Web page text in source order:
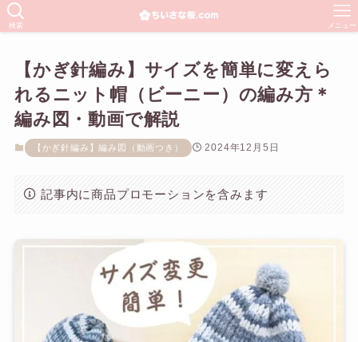
検索 メニュー
【かぎ針編み】サイズを簡単に変えら
れるニット帽（ビーニー）の編み方＊
編み図・動画で解説
【かぎ針編み】編み図（動画つき） 2024年12月5日
記事内に商品プロモーションを含みます